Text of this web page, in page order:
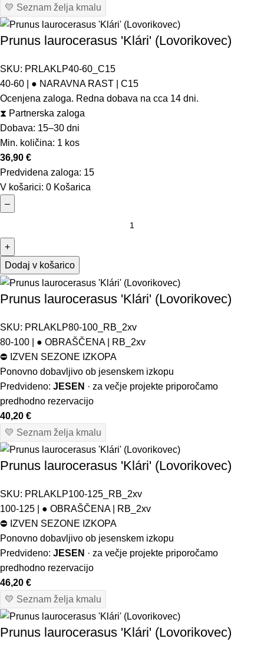
💛 Seznam želja kmalu
Prunus laurocerasus 'Klári' (Lovorikovec)
SKU: PRLAKLP40-60_C15
40-60 | ● NARAVNA RAST | C15
Ocenjena zaloga. Redna dobava na cca 14 dni.
⧗ Partnerska zaloga
Dobava: 15–30 dni
Min. količina: 1 kos
36,90 €
Predvidena zaloga: 15
V košarici: 0 Košarica
–
+
Dodaj v košarico
Prunus laurocerasus 'Klári' (Lovorikovec)
SKU: PRLAKLP80-100_RB_2xv
80-100 | ● OBRAŠČENA | RB_2xv
⛔ IZVEN SEZONE IZKOPA
Ponovno dobavljivo ob jesenskem izkopu
Predvideno: JESEN · za večje projekte priporočamo
predhodno rezervacijo
40,20 €
💛 Seznam želja kmalu
Prunus laurocerasus 'Klári' (Lovorikovec)
SKU: PRLAKLP100-125_RB_2xv
100-125 | ● OBRAŠČENA | RB_2xv
⛔ IZVEN SEZONE IZKOPA
Ponovno dobavljivo ob jesenskem izkopu
Predvideno: JESEN · za večje projekte priporočamo
predhodno rezervacijo
46,20 €
💛 Seznam želja kmalu
Prunus laurocerasus 'Klári' (Lovorikovec)